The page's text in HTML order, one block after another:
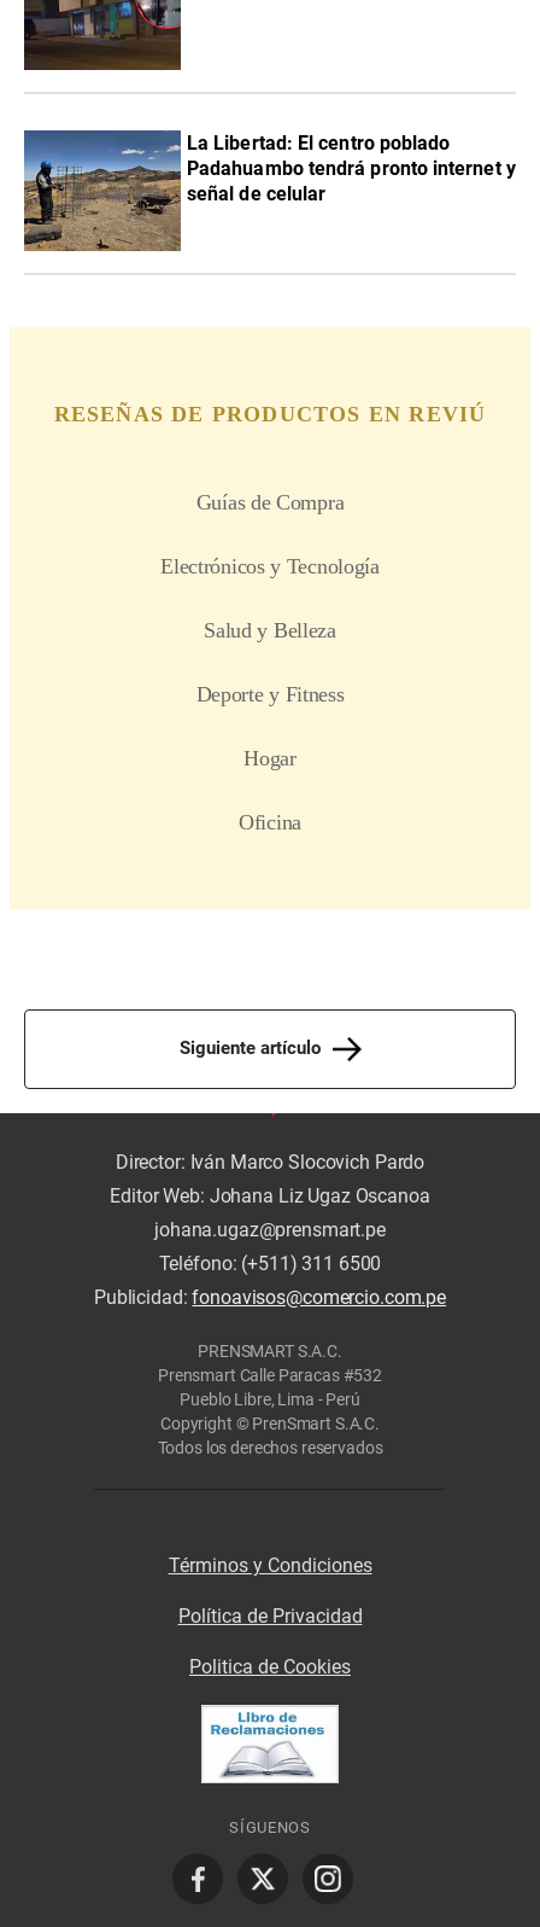
La Libertad: El centro poblado
Padahuambo tendrá pronto internet y
señal de celular
Siguiente artículo
Director: Iván Marco Slocovich Pardo
Editor Web: Johana Liz Ugaz Oscanoa
johana.ugaz@prensmart.pe
Teléfono: (+511) 311 6500
Publicidad:fonoavisos@comercio.com.pe
PRENSMART S.A.C.
Prensmart Calle Paracas #532
Pueblo Libre, Lima - Perú
Copyright © PrenSmart S.A.C.
Todos los derechos reservados
Términos y Condiciones
Política de Privacidad
Politica de Cookies
SÍGUENOS